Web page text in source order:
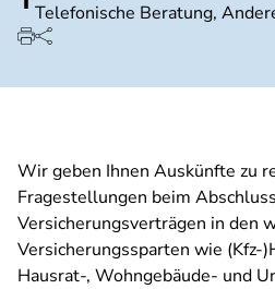
Telefonische Beratung,
Wir geben Ihnen Auskünfte zu
Fragestellungen beim
Versicherungsverträgen in den
Versicherungssparten wie (Kfz-
Hausrat-, Wohngebäude- und